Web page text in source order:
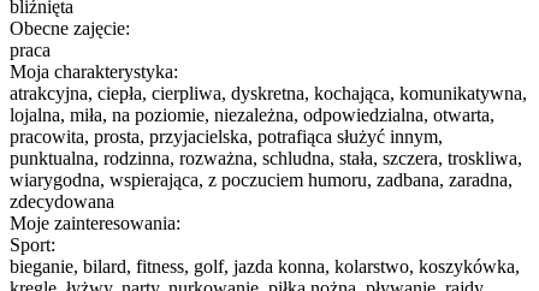
bliźnięta
Obecne zajęcie:
praca
Moja charakterystyka:
atrakcyjna, ciepła, cierpliwa, dyskretna, kochająca, komunikatywna,
lojalna, miła, na poziomie, niezależna, odpowiedzialna, otwarta,
pracowita, prosta, przyjacielska, potrafiąca służyć innym,
punktualna, rodzinna, rozważna, schludna, stała, szczera, troskliwa,
wiarygodna, wspierająca, z poczuciem humoru, zadbana, zaradna,
zdecydowana
Moje zainteresowania:
Sport:
bieganie, bilard, fitness, golf, jazda konna, kolarstwo, koszykówka,